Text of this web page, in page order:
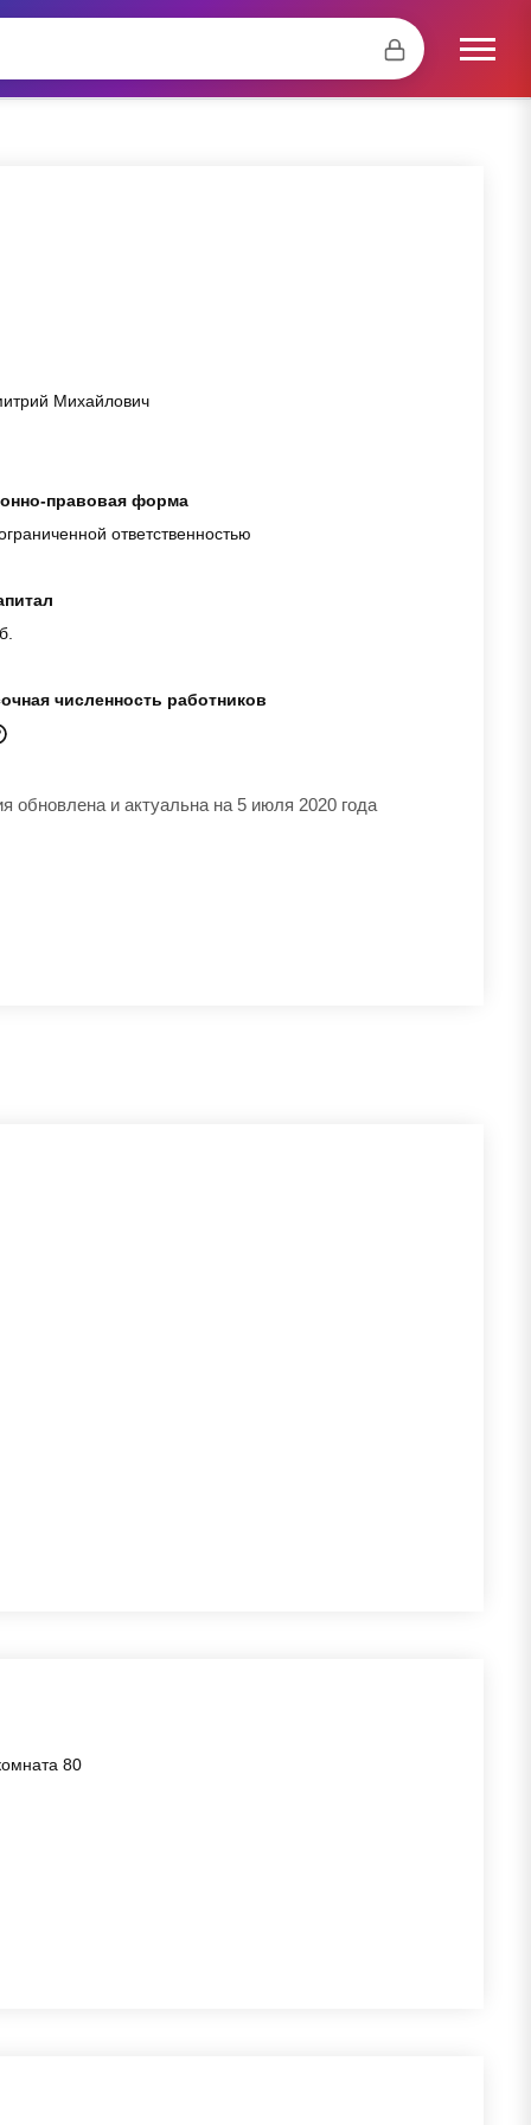
Михайлович
правовая форма
ответственностью
численность работников
обновлена и актуальна на 5 июля 2020 года
80